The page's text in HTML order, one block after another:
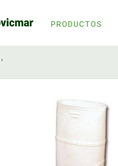
PRODUCTOS
›